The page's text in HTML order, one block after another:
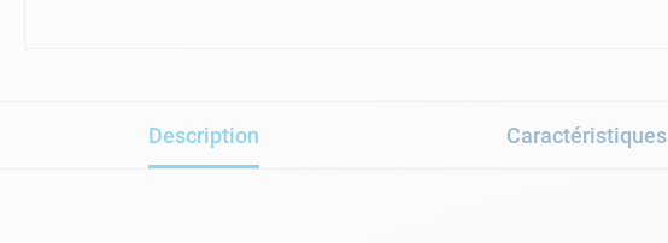
Description Caractéristiques